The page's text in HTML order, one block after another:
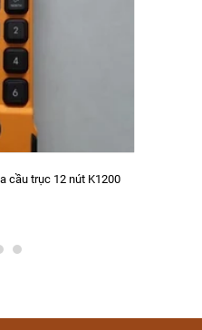
cầu trục 12 nút K1200